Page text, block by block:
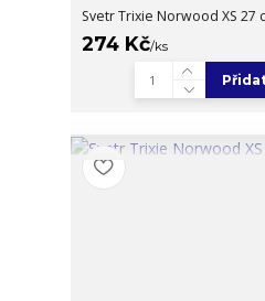
Svetr Trixie Norwood XS 27
274 Kč/ks